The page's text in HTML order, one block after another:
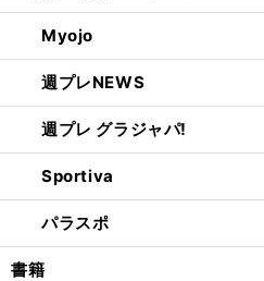
Myojo
週プレNEWS
週プレ グラジャパ!
Sportiva
パラスポ
書籍